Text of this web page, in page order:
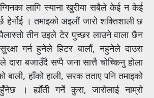
लागि स्याना खुरीया सबैले केई न केई
हेर्नोई । तमाइको अइलौं जारो शक्तिशाली छ
तीन उइले टेर पुच्छर लाउने वाला छैन
गर्न हुनेले हिटर बालौं, नहुनेले दाउरा
दारा बजाउँदै सप्पै जना सात्तै चोच्किनु होला
बाली, हाँको हाली, सरक तताए पनि तमाइको
। ह्याँती गर्ने कुरा, जारोलाई नाम्रो